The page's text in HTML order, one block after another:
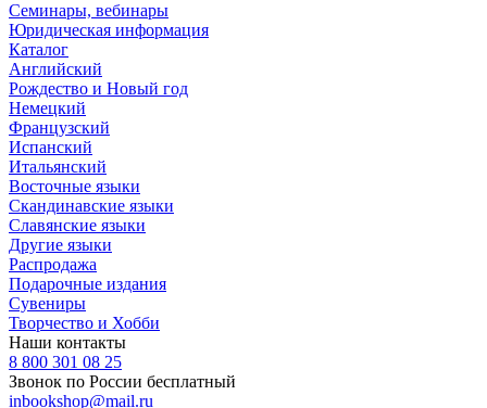
Семинары, вебинары
Юридическая информация
Каталог
Английский
Рождество и Новый год
Немецкий
Французский
Испанский
Итальянский
Восточные языки
Скандинавские языки
Славянские языки
Другие языки
Распродажа
Подарочные издания
Сувениры
Творчество и Хобби
Наши контакты
8 800 301 08 25
Звонок по России бесплатный
inbookshop@mail.ru